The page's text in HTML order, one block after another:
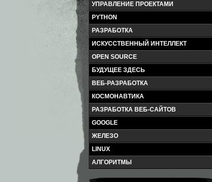
УПРАВЛЕНИЕ ПРОЕКТАМИ
PYTHON
РАЗРАБОТКА
ИСКУССТВЕННЫЙ ИНТЕЛЛЕКТ
OPEN SOURCE
БУДУЩЕЕ ЗДЕСЬ
ВЕБ-РАЗРАБОТКА
КОСМОНАВТИКА
РАЗРАБОТКА ВЕБ-САЙТОВ
GOOGLE
ЖЕЛЕЗО
LINUX
АЛГОРИТМЫ